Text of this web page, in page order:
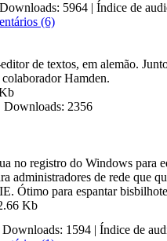
5964 | Índice de
(6)
de textos, em alemão.
Hamden.
2356
no registro do Windows para
administradores de rede que
Ótimo para espantar
Kb
1594 | Índice de